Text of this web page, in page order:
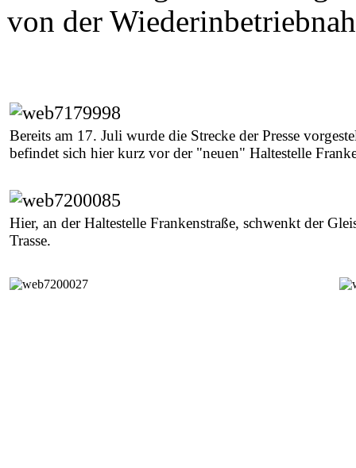
von der
Bereits am 17. Juli wurde die Strecke der Presse
befindet sich hier kurz vor der "neuen" Haltestelle
Hier, an der Haltestelle Frankenstraße, schwenkt der
Trasse.